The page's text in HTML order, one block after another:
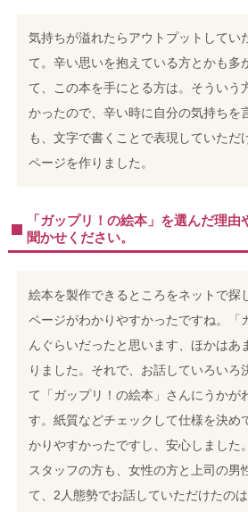
気持ちが溢れたらアウトプットしてい
て。辛い思いを抱えている方とかも多
て、この本を手にとる方は。そういう
かったので、辛い時に自分の気持ちを
も、文字で書くことで表現していただ
ページを作りました。
「ガップリ！の絵本」を選んだ理
聞かせください。
絵本を製作できるところをネットで探
ページがわかりやすかったですね。「
んぐらいだったと思います、ほかはあ
りました。それで、お話していろいろ
て「ガップリ！の絵本」さんにうかが
す。紙質などチェックして仕様を決め
かりやすかったですし、安心しました
スタッフの方も、女性の方と上司の男
て、2人態勢でお話していただけたの